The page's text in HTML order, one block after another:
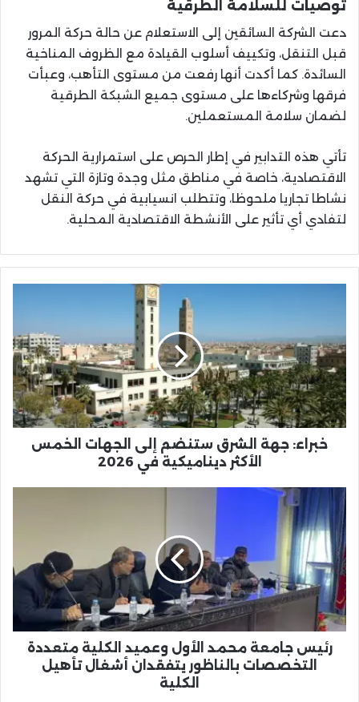
توصيات للسلامة الطرقية
دعت الشركة السائقين إلى الاستعلام عن حالة حركة المرور
قبل التنقل، وتكييف أسلوب القيادة مع الظروف المناخية
السائدة. كما أكدت أنها رفعت من مستوى التأهب، وعبأت
فرقها وشركاءها على مستوى جميع الشبكة الطرقية
لضمان سلامة المستعملين.
تأتي هذه التدابير في إطار الحرص على استمرارية الحركة
الاقتصادية، خاصة في مناطق مثل وجدة وتازة التي تشهد
نشاطا تجاريا ملحوظا، وتتطلب انسيابية في حركة النقل
لتفادي أي تأثير على الأنشطة الاقتصادية المحلية.
ستنضم
إلى
الجهات
الخمس
الأكثر
ديناميكية
خبراء: جهة الشرق ستنضم إلى الجهات الخمس
الأكثر ديناميكية في 2026
رئيس
جامعة
محمد
الأول
وعميد
الكلية
متعددة
التخصصات
بالناظور
يتفقدان
رئيس جامعة محمد الأول وعميد الكلية متعددة
التخصصات بالناظور يتفقدان أشغال تأهيل
الكلية